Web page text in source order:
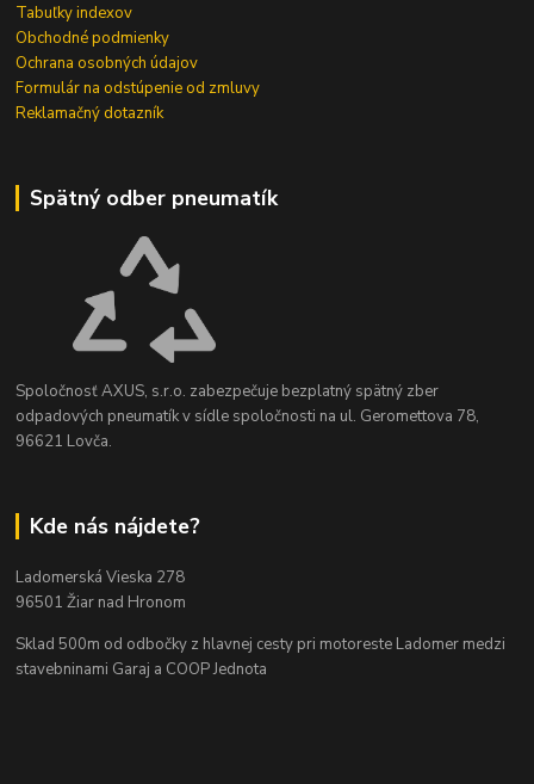
Tabuľky indexov
Obchodné podmienky
Ochrana osobných údajov
Formulár na odstúpenie od zmluvy
Reklamačný dotazník
Spätný odber pneumatík
Spoločnosť AXUS, s.r.o. zabezpečuje bezplatný spätný zber
odpadových pneumatík v sídle spoločnosti na ul. Geromettova 78,
96621 Lovča.
Kde nás nájdete?
Ladomerská Vieska 278
96501 Žiar nad Hronom
Sklad 500m od odbočky z hlavnej cesty pri motoreste Ladomer medzi
stavebninami Garaj a COOP Jednota